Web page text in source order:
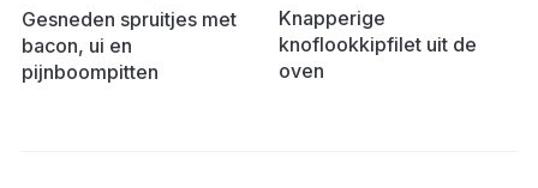
Gesneden spruitjes met
bacon, ui en
pijnboompitten
Knapperige
knoflookkipfilet uit de
oven